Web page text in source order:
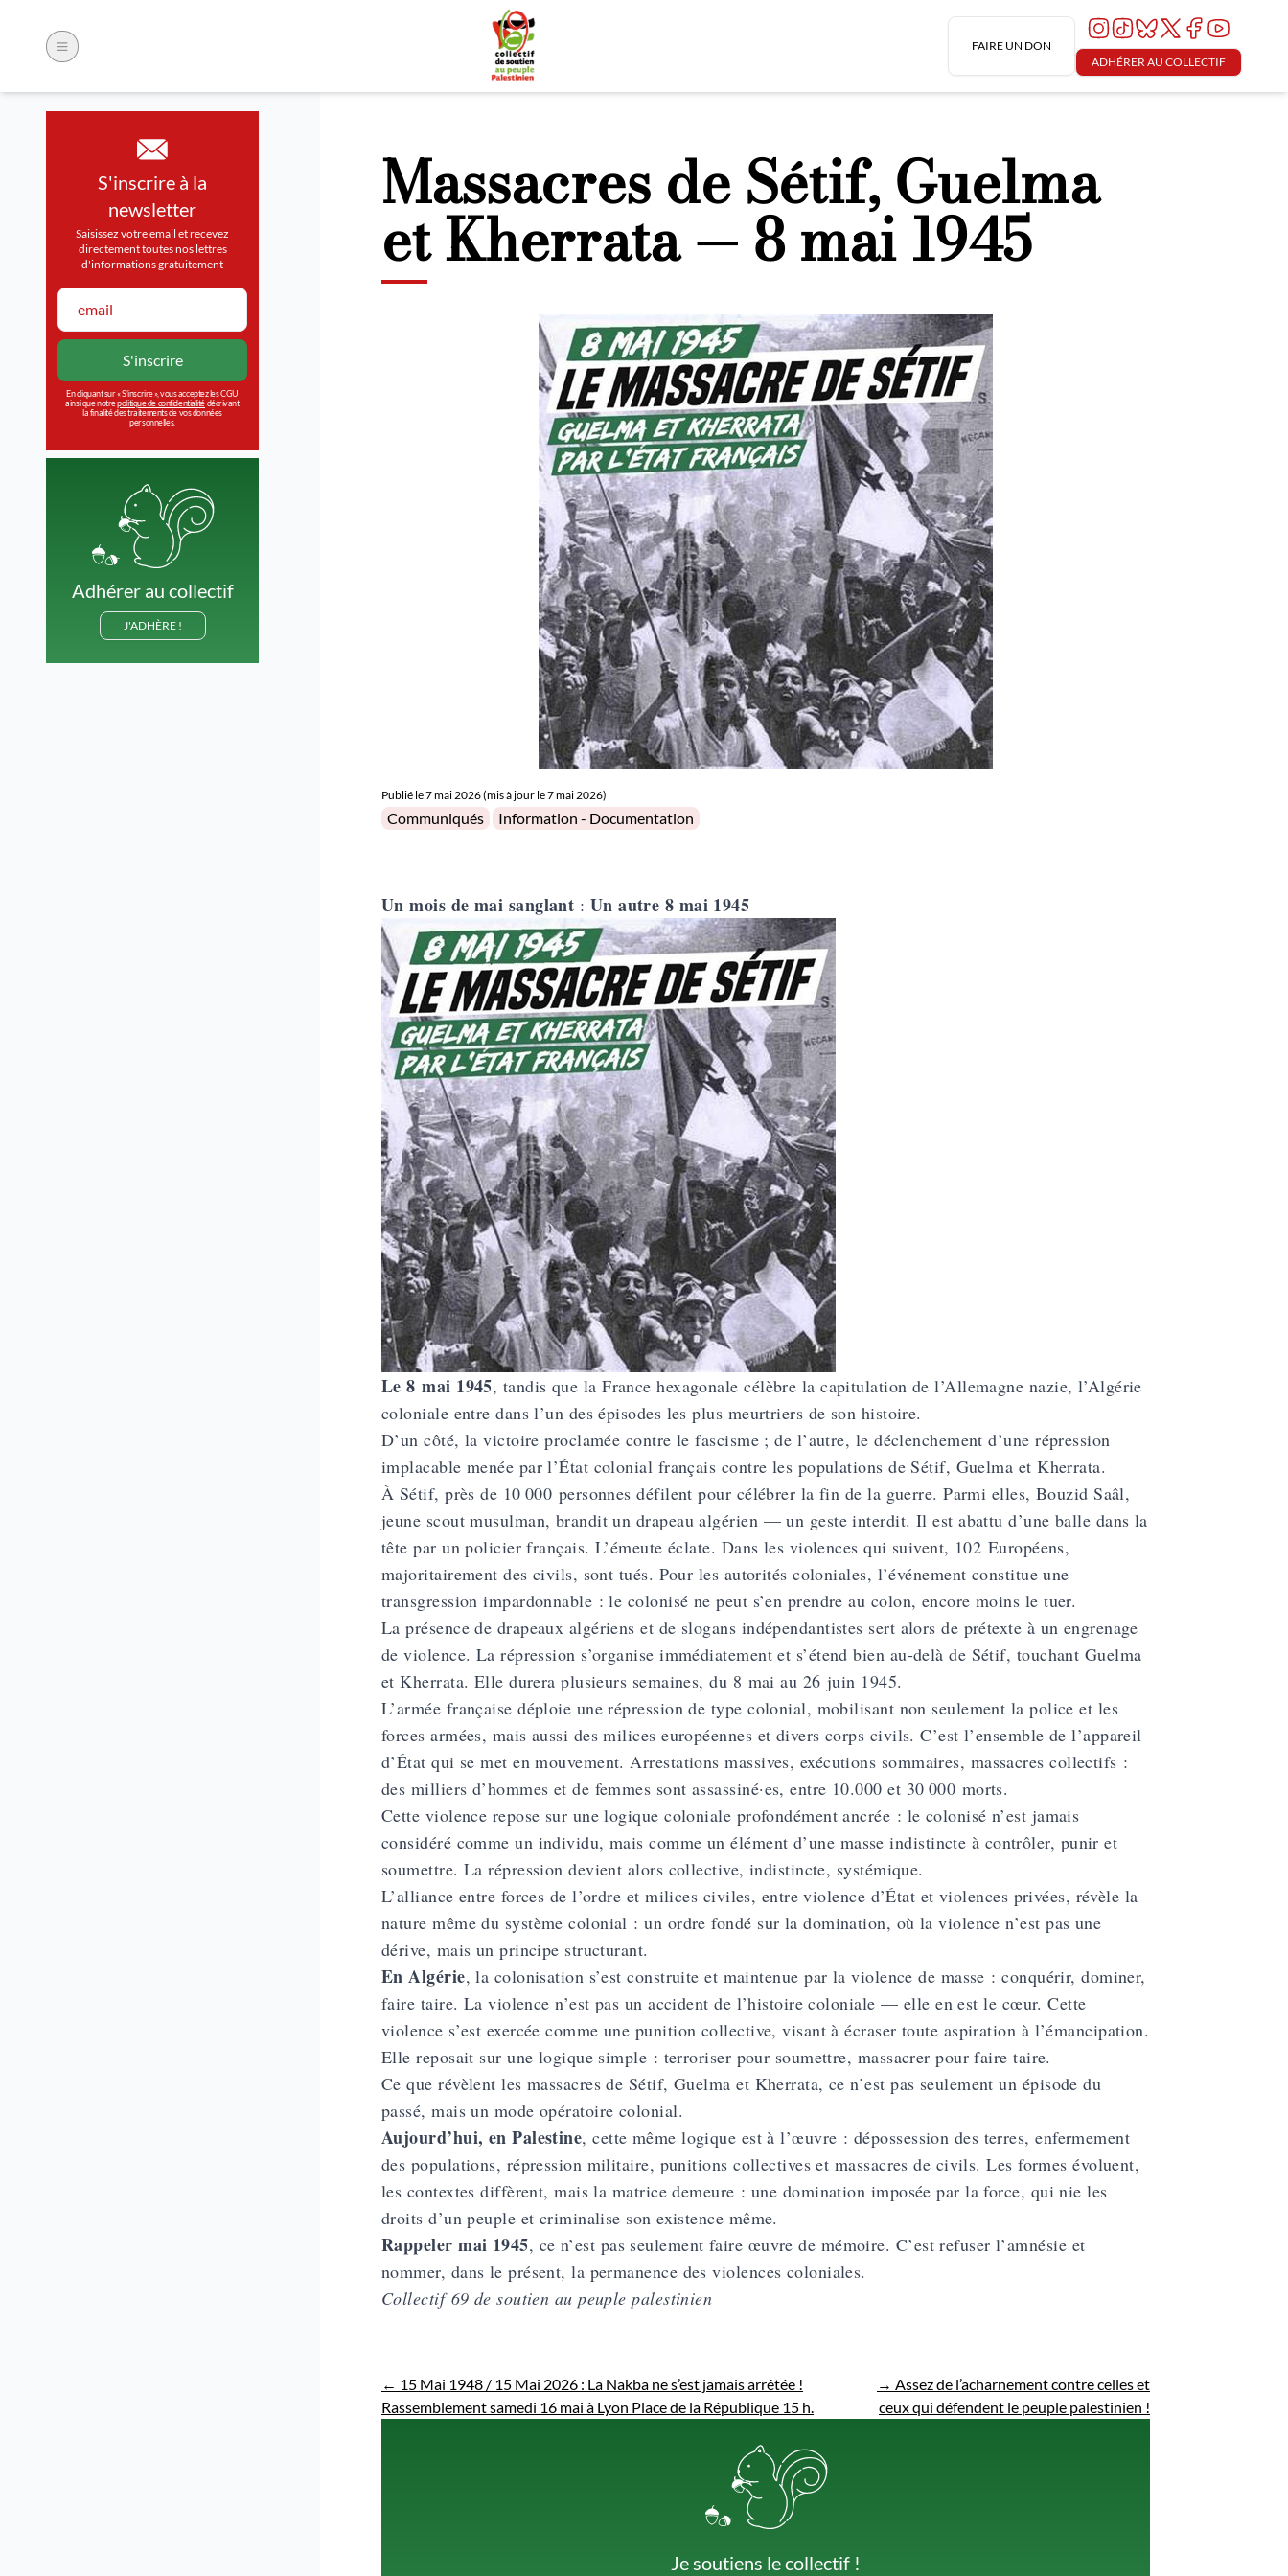
FAIRE UN DON
ADHÉRER AU COLLECTIF
S'inscrire à la
newsletter
Saisissez votre email et recevez
directement toutes nos lettres
d'informations gratuitement
En cliquant sur « S’inscrire », vous acceptez les CGU
ainsi que notrepolitique de confidentialitédécrivant
la finalité des traitements de vos données
personnelles.
Adhérer au collectif
J'ADHÈRE !
Massacres de Sétif, Guelma
et Kherrata — 8 mai 1945
Publié le7 mai 2026 (mis à jour le 7 mai 2026)
Posted in
Communiqués Information - Documentation
Un mois de mai sanglant : Un autre 8 mai 1945
Le 8 mai 1945, tandis que la France hexagonale célèbre la capitulation de l’Allemagne nazie, l’Algérie
coloniale entre dans l’un des épisodes les plus meurtriers de son histoire.
D’un côté, la victoire proclamée contre le fascisme ; de l’autre, le déclenchement d’une répression
implacable menée par l’État colonial français contre les populations de Sétif, Guelma et Kherrata.
À Sétif, près de 10 000 personnes défilent pour célébrer la fin de la guerre. Parmi elles, Bouzid Saâl,
jeune scout musulman, brandit un drapeau algérien — un geste interdit. Il est abattu d’une balle dans la
tête par un policier français. L’émeute éclate. Dans les violences qui suivent, 102 Européens,
majoritairement des civils, sont tués. Pour les autorités coloniales, l’événement constitue une
transgression impardonnable : le colonisé ne peut s’en prendre au colon, encore moins le tuer.
La présence de drapeaux algériens et de slogans indépendantistes sert alors de prétexte à un engrenage
de violence. La répression s’organise immédiatement et s’étend bien au-delà de Sétif, touchant Guelma
et Kherrata. Elle durera plusieurs semaines, du 8 mai au 26 juin 1945.
L’armée française déploie une répression de type colonial, mobilisant non seulement la police et les
forces armées, mais aussi des milices européennes et divers corps civils. C’est l’ensemble de l’appareil
d’État qui se met en mouvement. Arrestations massives, exécutions sommaires, massacres collectifs :
des milliers d’hommes et de femmes sont assassiné·es, entre 10.000 et 30 000 morts.
Cette violence repose sur une logique coloniale profondément ancrée : le colonisé n’est jamais
considéré comme un individu, mais comme un élément d’une masse indistincte à contrôler, punir et
soumettre. La répression devient alors collective, indistincte, systémique.
L’alliance entre forces de l’ordre et milices civiles, entre violence d’État et violences privées, révèle la
nature même du système colonial : un ordre fondé sur la domination, où la violence n’est pas une
dérive, mais un principe structurant.
En Algérie, la colonisation s’est construite et maintenue par la violence de masse : conquérir, dominer,
faire taire. La violence n’est pas un accident de l’histoire coloniale — elle en est le cœur. Cette
violence s’est exercée comme une punition collective, visant à écraser toute aspiration à l’émancipation.
Elle reposait sur une logique simple : terroriser pour soumettre, massacrer pour faire taire.
Ce que révèlent les massacres de Sétif, Guelma et Kherrata, ce n’est pas seulement un épisode du
passé, mais un mode opératoire colonial.
Aujourd’hui, en Palestine, cette même logique est à l’œuvre : dépossession des terres, enfermement
des populations, répression militaire, punitions collectives et massacres de civils. Les formes évoluent,
les contextes diffèrent, mais la matrice demeure : une domination imposée par la force, qui nie les
droits d’un peuple et criminalise son existence même.
Rappeler mai 1945, ce n’est pas seulement faire œuvre de mémoire. C’est refuser l’amnésie et
nommer, dans le présent, la permanence des violences coloniales.
Collectif 69 de soutien au peuple palestinien
← 15 Mai 1948 / 15 Mai 2026 : La Nakba ne s’est jamais arrêtée !
Rassemblement samedi 16 mai à Lyon Place de la République 15 h.
→ Assez de l’acharnement contre celles et
ceux qui défendent le peuple palestinien !
Je soutiens le collectif !